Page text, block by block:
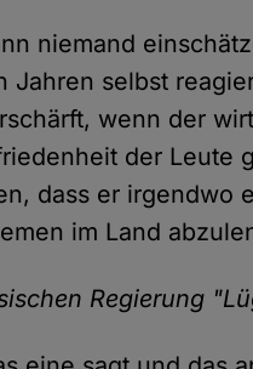
niemand
Jahren selbst
wenn der
der Leute
dass er irgendwo
im Land
Regierung